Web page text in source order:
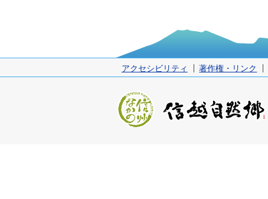
アクセシビリティ 著作権・リンク